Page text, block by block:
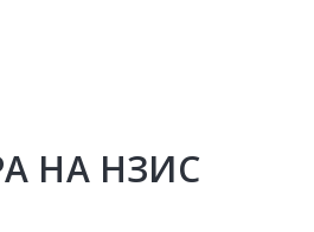
НА НЗИС